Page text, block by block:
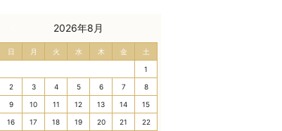
2026年8月
日 月 火 水 木 金 土
1
2 3 4 5 6 7 8
9 10 11 12 13 14 15
16 17 18 19 20 21 22